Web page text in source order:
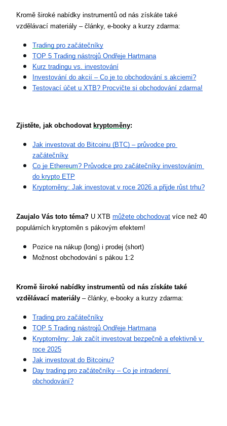
Kromě široké nabídky instrumentů od nás získáte také
vzdělávací materiály – články, e-booky a kurzy zdarma:
Trading pro začátečníky
TOP 5 Trading nástrojů Ondřeje Hartmana
Kurz tradingu vs. investování
Investování do akcií – Co je to obchodování s akciemi?
Testovací účet u XTB? Procvičte si obchodování zdarma!
Zjistěte, jak obchodovat kryptoměny:
Jak investovat do Bitcoinu (BTC) – průvodce pro
začátečníky
Co je Ethereum? Průvodce pro začátečníky investováním
do krypto ETP
Kryptoměny: Jak investovat v roce 2026 a přijde růst trhu?
Zaujalo Vás toto téma? U XTB můžete obchodovat více než 40
populárních kryptoměn s pákovým efektem!
Pozice na nákup (long) i prodej (short)
Možnost obchodování s pákou 1:2
Kromě široké nabídky instrumentů od nás získáte také
vzdělávací materiály – články, e-booky a kurzy zdarma:
Trading pro začátečníky
TOP 5 Trading nástrojů Ondřeje Hartmana
Kryptoměny: Jak začít investovat bezpečně a efektivně v
roce 2025
Jak investovat do Bitcoinu?
Day trading pro začátečníky – Co je intradenní
obchodování?